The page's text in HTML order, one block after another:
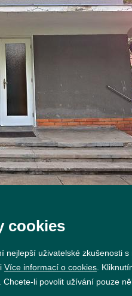
cookies
nejlepší uživatelské zkušenosti
Více informací o cookies .
li povolit užívání pouze